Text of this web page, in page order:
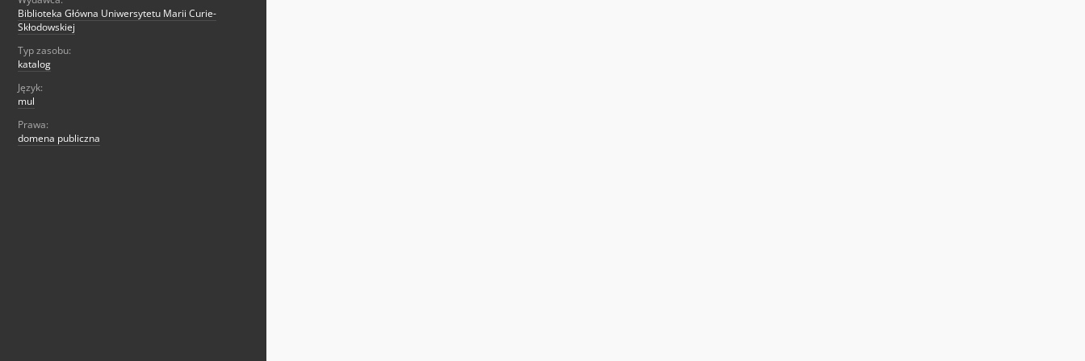
Biblioteka Główna Uniwersytetu Marii Curie-
Skłodowskiej
Typ zasobu:
katalog
Język:
mul
Prawa:
domena publiczna